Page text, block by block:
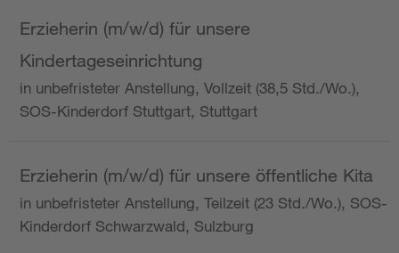
Erzieherin (m/w/d) für unsere
Kindertageseinrichtung
in unbefristeter Anstellung, Vollzeit (38,5 Std./Wo.),
SOS-Kinderdorf Stuttgart, Stuttgart
Erzieherin (m/w/d) für unsere öffentliche Kita
in unbefristeter Anstellung, Teilzeit (23 Std./Wo.), SOS-
Kinderdorf Schwarzwald, Sulzburg